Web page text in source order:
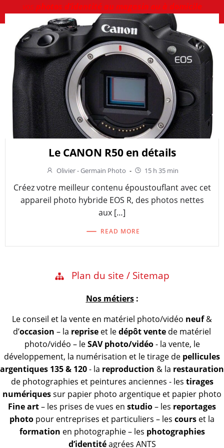
vos photos d’identité au magasin ou à domicile
Le CANON R50 en détails
Olivier - Germain Photo - 15 h 35 min
Créez votre meilleur contenu époustouflant avec cet
appareil photo hybride EOS R, des photos nettes
aux […]
READ MORE
Plan du site / Sitemap
Nos métiers:
Le conseil et la vente en matériel photo/vidéo neuf&
d’occasion – la reprise et ledépôt vente de matériel
photo/vidéo – leSAV photo/vidéo- la vente, le
développement, la numérisation et le tirage de pellicules
argentiques 135 & 120- la reproduction & la restauration
de photographies et peintures anciennes - les tirages
numériquessur papier photo argentique et papier photo
Fine art– les prises de vues en studio– les reportages
photo pour entreprises et particuliers – les cours et la
formation en photographie – les photographies
d’identitéagrées ANTS